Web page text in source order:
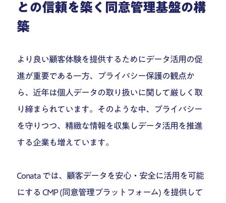
との信頼を築く同意管理基盤の構
築
より良い顧客体験を提供するためにデータ活用の促
進が重要である一方、プライバシー保護の観点か
ら、近年は個人データの取り扱いに関して厳しく取
り締まられています。そのような中、プライバシー
を守りつつ、精緻な情報を収集しデータ活用を推進
する企業も増えています。
Conata では、顧客データを安心・安全に活用を可能
にする CMP (同意管理プラットフォーム) を提供して